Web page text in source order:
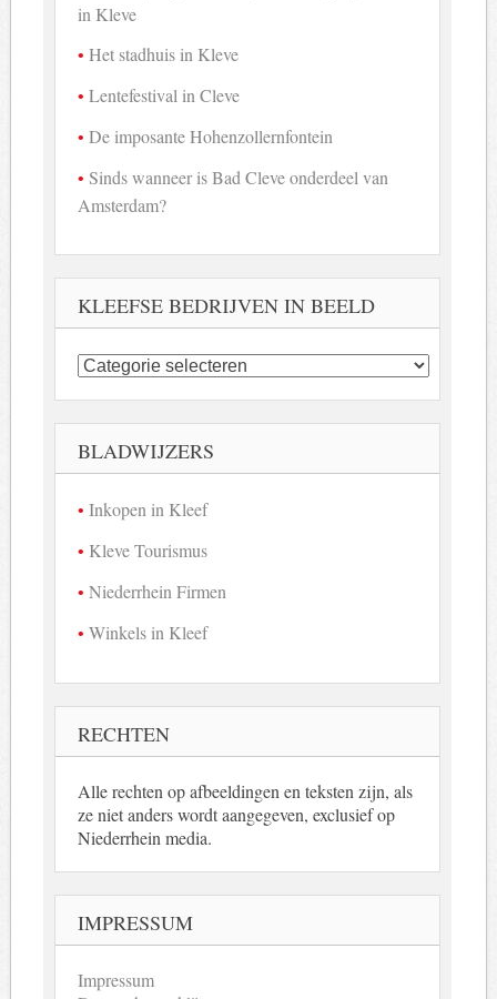
in Kleve
Het stadhuis in Kleve
Lentefestival in Cleve
De imposante Hohenzollernfontein
Sinds wanneer is Bad Cleve onderdeel van
Amsterdam?
KLEEFSE BEDRIJVEN IN BEELD
Kleefse
bedrijven
beeld
BLADWIJZERS
Inkopen in Kleef
Kleve Tourismus
Niederrhein Firmen
Winkels in Kleef
RECHTEN
Alle rechten op afbeeldingen en teksten zijn, als
ze niet anders wordt aangegeven, exclusief op
Niederrhein media.
IMPRESSUM
Impressum